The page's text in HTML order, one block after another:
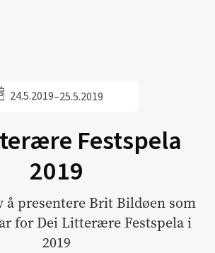
24.5.2019–25.5.2019
Festspela
2019
å presentere Brit Bildøen som
for Dei Litterære Festspela i
2019